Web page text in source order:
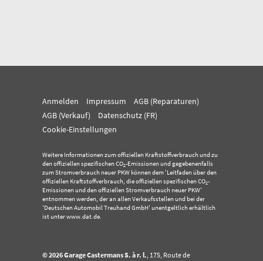
Anmelden Impressum
AGB (Reparaturen)
AGB (Verkauf)
Datenschutz (FR)
Cookie-Einstellungen
Weitere Informationen zum offiziellen Kraftstoffverbrauch und zu
den offiziellen spezifischen CO2-Emissionen und gegebenenfalls
zum Stromverbrauch neuer PKW können dem 'Leitfaden über den
offiziellen Kraftstoffverbrauch, die offiziellen spezifischen CO2-
Emissionen und den offiziellen Stromverbrauch neuer PKW'
entnommen werden, der an allen Verkaufsstellen und bei der
'Deutschen Automobil Treuhand GmbH' unentgeltlich erhältlich
ist unter www.dat.de.
© 2026Garage Castermans S. à r. l. 175, Route de